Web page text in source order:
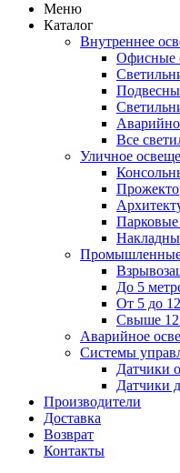
Меню
Каталог
Внутреннее
Офисные
Все
Уличное
Парковые
Промышленные
До 5
От 5 до
Свыше 12
Аварийное
Системы
Датчики
Датчики
Производители
Доставка
Возврат
Контакты